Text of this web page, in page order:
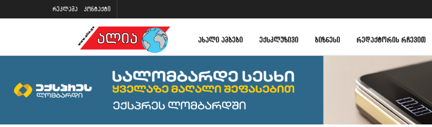
რეკლამა კონტაქტი
ᲐᲮᲐᲚᲘ ᲐᲛᲑᲔᲑᲘ ᲔᲥᲡᲙᲚᲣᲖᲘᲕᲘ ᲑᲘᲖᲜᲔᲡᲘ ᲠᲔᲓᲐᲥᲢᲝᲠᲘᲡ ᲠᲩᲔᲕᲘᲗ